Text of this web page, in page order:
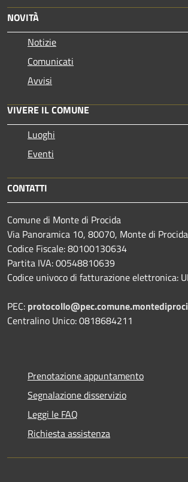
NOVITÀ
Notizie
Comunicati
Avvisi
VIVERE IL COMUNE
Luoghi
Eventi
CONTATTI
Comune di Monte di Procida
Via Panoramica 10, 80070, Monte di
Codice Fiscale: 80100130634
Partita IVA: 00548810639
Codice univoco di fatturazione elettronica:
PEC:
Centralino Unico:0818684211
Prenotazione appuntamento
Segnalazione disservizio
Leggi le FAQ
Richiesta assistenza